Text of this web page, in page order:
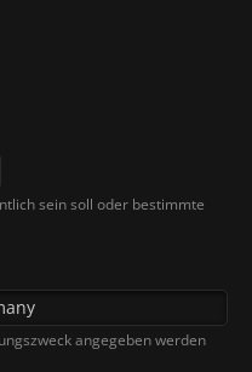
sein soll oder bestimmte
angegeben werden